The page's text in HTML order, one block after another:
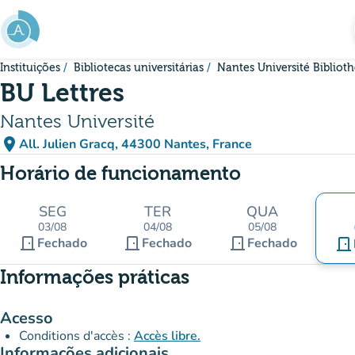
Ir para o conteúdo principal
Instituições Bibliotecas universitárias Nantes Université
BU Lettres
Nantes Université
place All. Julien Gracq, 44300 Nantes, France
(abrir no Google Maps)
(novo separador)
Horário de funcionamento
SEG
03/08
door_front Fechado
TER
04/08
door_front Fechado
QUA
05/08
door_front Fechado door_front
Informações práticas
Acesso
Conditions d'accès : Accès libre.